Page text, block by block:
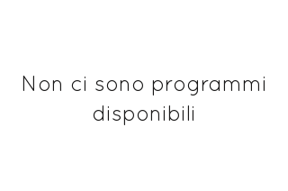
Non ci sono programmi
disponibili